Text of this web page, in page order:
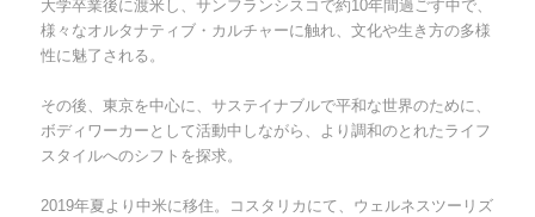
大学卒業後に渡米し、サンフランシスコで約10年間過ごす中で、
様々なオルタナティブ・カルチャーに触れ、文化や生き方の多様
性に魅了される。
その後、東京を中心に、サステイナブルで平和な世界のために、
ボディワーカーとして活動中しながら、より調和のとれたライフ
スタイルへのシフトを探求。
2019年夏より中米に移住。コスタリカにて、ウェルネスツーリズ